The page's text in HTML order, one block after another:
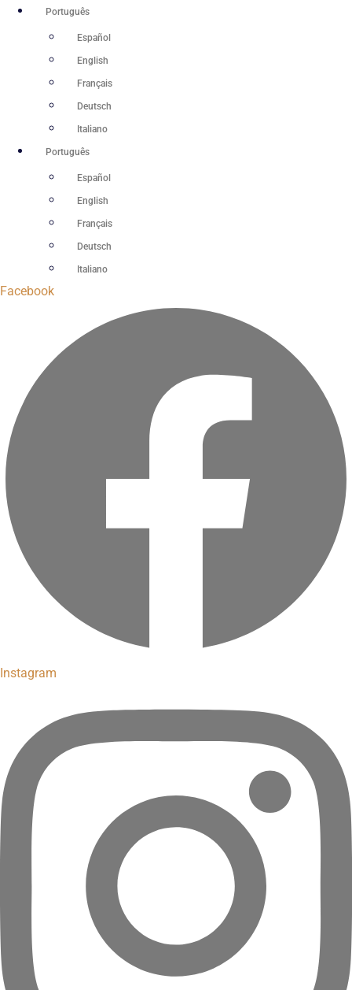
conteúdo
Português
Español
English
Français
Deutsch
Italiano
Português
Español
English
Français
Deutsch
Italiano
Facebook
Instagram